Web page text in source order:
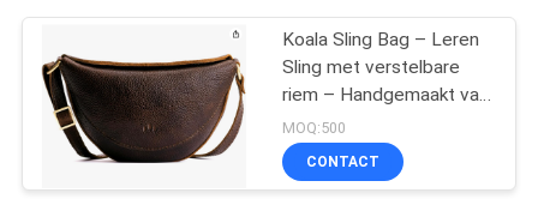
PRODUCTEN
ONGEVEER
ONS
EVA Hard Cases
49
Koala Sling Bag – Leren
Sling met verstelbare
riem – Handgemaakt van
de beste volnerfhuiden
MOQ:500
CONTACT